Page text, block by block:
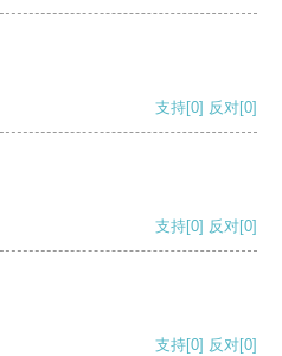
支持[0] 反对[0]
支持[0] 反对[0]
支持[0] 反对[0]